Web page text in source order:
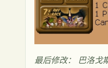
最后修改： 巴洛